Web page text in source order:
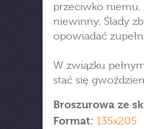
przeciwko niemu.
niewinny. Ślady
opowiadać
W związku
stać się
Broszurowa ze
Format: 135x205